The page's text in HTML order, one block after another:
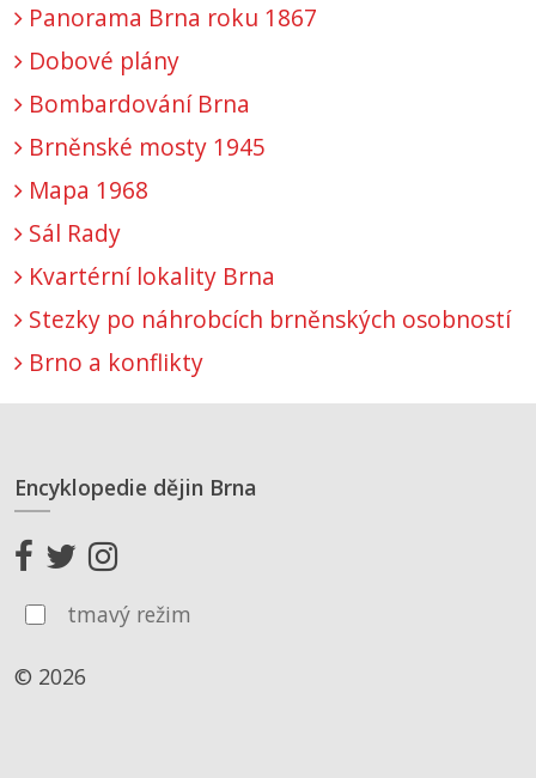
Panorama Brna roku 1867
Dobové plány
Bombardování Brna
Brněnské mosty 1945
Mapa 1968
Sál Rady
Kvartérní lokality Brna
Stezky po náhrobcích brněnských osobností
Brno a konflikty
Encyklopedie dějin Brna
tmavý režim
© 2026